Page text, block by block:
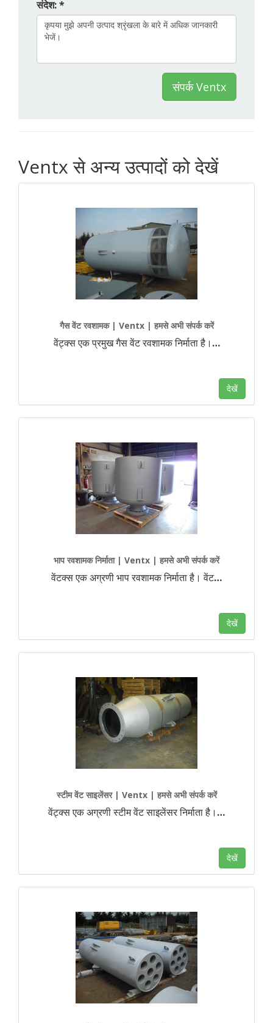
संदेश: *
संपर्क Ventx
Ventx से अन्य उत्पादों को देखें
गैस वेंट रवशामक | Ventx | हमसे अभी संपर्क करें
वेंट्क्स एक प्रमुख गैस वेंट रवशामक निर्माता है। …
देखें
भाप रवशामक निर्माता | Ventx | हमसे अभी संपर्क करें
वेंटक्स एक अग्रणी भाप रवशामक निर्माता है। वेंट…
देखें
स्टीम वेंट साइलेंसर | Ventx | हमसे अभी संपर्क करें
वेंट्क्स एक अग्रणी स्टीम वेंट साइलेंसर निर्माता है। …
देखें